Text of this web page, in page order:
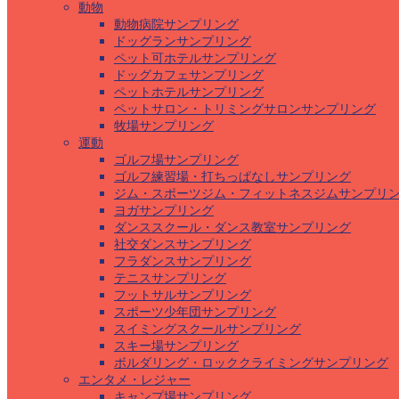
動物
動物病院サンプリング
ドッグランサンプリング
ペット可ホテルサンプリング
ドッグカフェサンプリング
ペットホテルサンプリング
ペットサロン・トリミングサロンサンプリング
牧場サンプリング
運動
ゴルフ場サンプリング
ゴルフ練習場・打ちっぱなしサンプリング
ジム・スポーツジム・フィットネスジムサンプリ
ヨガサンプリング
ダンススクール・ダンス教室サンプリング
社交ダンスサンプリング
フラダンスサンプリング
テニスサンプリング
フットサルサンプリング
スポーツ少年団サンプリング
スイミングスクールサンプリング
スキー場サンプリング
ボルダリング・ロッククライミングサンプリング
エンタメ・レジャー